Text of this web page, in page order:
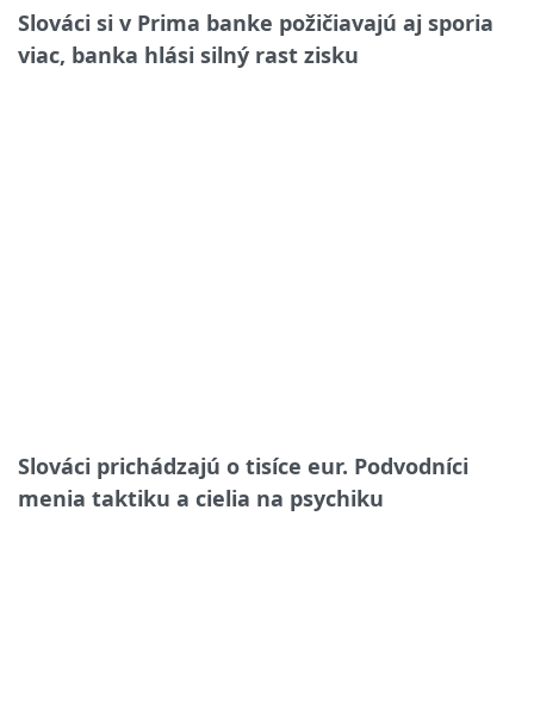
Slováci si v Prima banke požičiavajú aj sporia
viac, banka hlási silný rast zisku
Slováci prichádzajú o tisíce eur. Podvodníci
menia taktiku a cielia na psychiku